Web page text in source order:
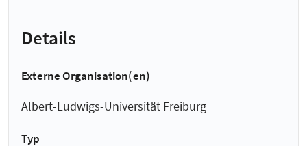
Details
Externe Organisation(en)
Albert-Ludwigs-Universität Freiburg
Typ